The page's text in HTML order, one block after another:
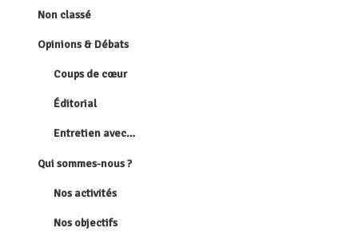
Non classé
Opinions & Débats
Coups de cœur
Éditorial
Entretien avec…
Qui sommes-nous ?
Nos activités
Nos objectifs